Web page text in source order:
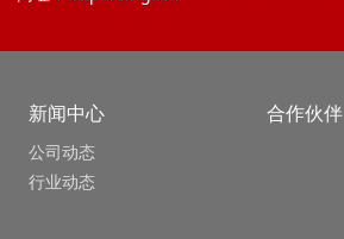
新闻中心
公司动态
行业动态
合作伙伴